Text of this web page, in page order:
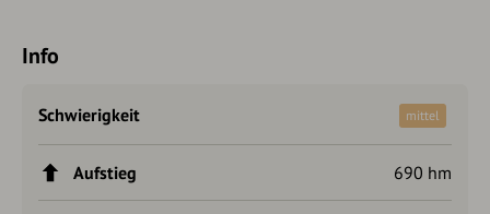
Info
Schwierigkeit mittel
Aufstieg 690 hm